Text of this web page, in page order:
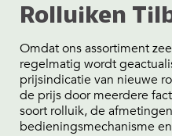
Rolluiken
Omdat ons assortiment
regelmatig wordt
prijsindicatie van nieuwe
de prijs door meerdere
soort rolluik, de
bedieningsmechanisme